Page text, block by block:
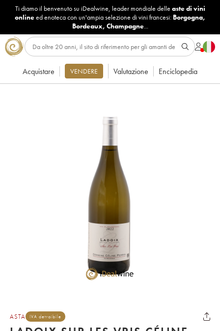
Ti diamo il benvenuto su iDealwine, leader mondiale delle aste di vini
onlineed enoteca con un'ampia selezione di vini francesi: Borgogna,
Bordeaux, Champagne...
Acquistare VENDERE Valutazione Enciclopedia
ASTA IVA detraibile